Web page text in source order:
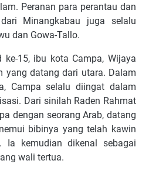
Peranan para perantau dan
Minangkabau juga selalu
dan Gowa-Tallo.
ke-15, ibu kota Campa, Wijaya
yang datang dari utara. Dalam
Campa selalu diingat dalam
Dari sinilah Raden Rahmat
dengan seorang Arab, datang
bibinya yang telah kawin
Ia kemudian dikenal sebagai
wali tertua.